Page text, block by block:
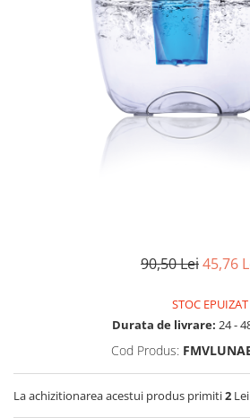
Lampi UV de schimb
Medii de filtrare
Pompe de presiune
Conectori statie
Contoare si debitmetre
90,50 Lei45,76
STOC EPUIZAT
Durata de livrare: 24 -
Cod Produs:
La achizitionarea acestui produs primiti2